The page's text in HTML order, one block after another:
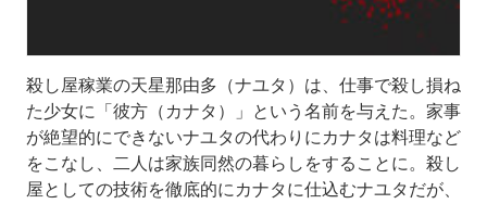
殺し屋稼業の天星那由多（ナユタ）は、仕事で殺し損ね
た少女に「彼方（カナタ）」という名前を与えた。家事
が絶望的にできないナユタの代わりにカナタは料理など
をこなし、二人は家族同然の暮らしをすることに。殺し
屋としての技術を徹底的にカナタに仕込むナユタだが、